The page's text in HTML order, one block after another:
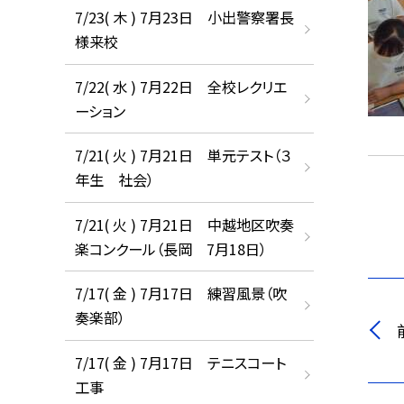
7/23( 木 ) 7月23日 小出警察署長
様来校
7/22( 水 ) 7月22日 全校レクリエ
ーション
7/21( 火 ) 7月21日 単元テスト（３
年生 社会）
7/21( 火 ) 7月21日 中越地区吹奏
楽コンクール（長岡 7月18日）
7/17( 金 ) 7月17日 練習風景（吹
奏楽部）
7/17( 金 ) 7月17日 テニスコート
工事